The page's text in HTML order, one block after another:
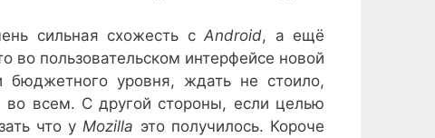
сильная схожесть сAndroid, а ещё
во пользовательском интерфейсе новой
уровня, ждать не стоило,
всем. С другой стороны, если целью
что у Mozilla это получилось. Короче